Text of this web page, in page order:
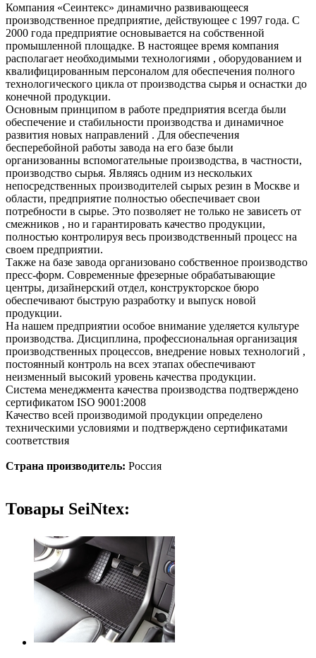
Компания «Сеинтекс» динамично развивающееся
производственное предприятие, действующее с 1997 года. С
2000 года предприятие основывается на собственной
промышленной площадке. В настоящее время компания
располагает необходимыми технологиями , оборудованием и
квалифицированным персоналом для обеспечения полного
технологического цикла от производства сырья и оснастки до
конечной продукции.
Основным принципом в работе предприятия всегда были
обеспечение и стабильности производства и динамичное
развития новых направлений . Для обеспечения
бесперебойной работы завода на его базе были
организованны вспомогательные производства, в частности,
производство сырья. Являясь одним из нескольких
непосредственных производителей сырых резин в Москве и
области, предприятие полностью обеспечивает свои
потребности в сырье. Это позволяет не только не зависеть от
смежников , но и гарантировать качество продукции,
полностью контролируя весь производственный процесс на
своем предприятии.
Также на базе завода организовано собственное производство
пресс-форм. Современные фрезерные обрабатывающие
центры, дизайнерский отдел, конструкторское бюро
обеспечивают быструю разработку и выпуск новой
продукции.
На нашем предприятии особое внимание уделяется культуре
производства. Дисциплина, профессиональная организация
производственных процессов, внедрение новых технологий ,
постоянный контроль на всех этапах обеспечивают
неизменный высокий уровень качества продукции.
Система менеджмента качества производства подтверждено
сертификатом ISO 9001:2008
Качество всей производимой продукции определено
техническими условиями и подтверждено сертификатами
соответствия
Страна производитель: Pоссия
Товары SeiNtex: